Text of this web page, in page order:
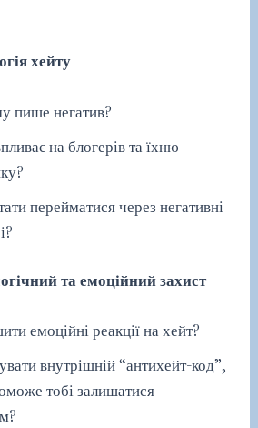
хейту
пише негатив?
на блогерів та їхню
перейматися через негативні
та емоційний захист
емоційні реакції на хейт?
внутрішній “антихейт-код”,
тобі залишатися